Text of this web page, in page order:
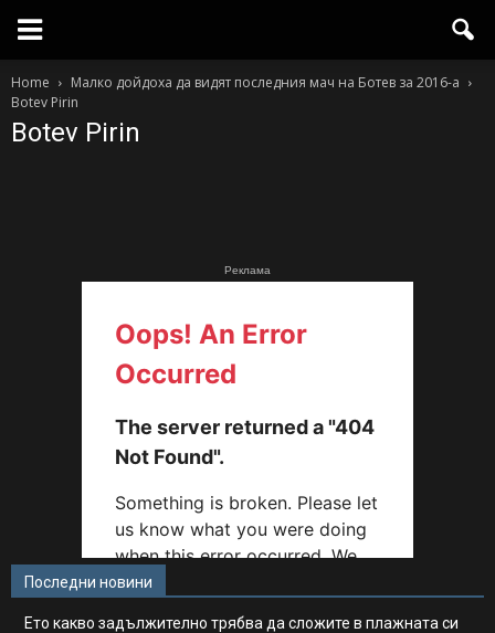
Home
Малко дойдоха да видят последния мач на Ботев за 2016-а
Botev Pirin
Botev Pirin
Реклама
Последни новини
Ето какво задължително трябва да сложите в плажната си